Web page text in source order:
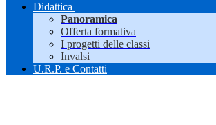
Didattica
Panoramica
Offerta formativa
I progetti delle classi
Invalsi
U.R.P. e Contatti